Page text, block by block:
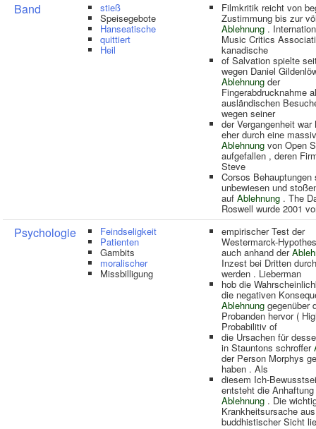
Band stieß
Speisegebote
Hanseatische
quittiert
Heil
Filmkritik reicht von
Zustimmung bis zur
Ablehnung .
Music Critics
kanadische
of Salvation spielte
wegen Daniel
Ablehnung der
Fingerabdrucknahme
ausländischen
wegen seiner
der Vergangenheit
eher durch eine
Ablehnung von Open
aufgefallen , deren
Steve
Corsos Behauptungen
unbewiesen und
auf Ablehnung . The
Roswell wurde 2001
Psychologie Feindseligkeit
Patienten
Gambits
moralischer
Missbilligung
empirischer Test der
Westermarck-
auch anhand der
Inzest bei Dritten
werden . Lieberman
hob die
die negativen
Ablehnung gegenüber
Probanden hervor (
Probabilitiv of
die Ursachen für
in Stauntons schroffer
der Person Morphys
haben . Als
diesem Ich-
entsteht die
Ablehnung . Die
Krankheitsursache aus
buddhistischer Sicht